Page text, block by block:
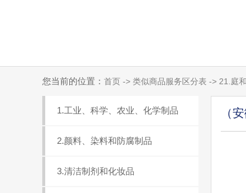
您当前的位置： 首页 -> 类似商品服务区分表 -> 21.庭
1.工业、科学、农业、化学制品
2.颜料、染料和防腐制品
3.清洁制剂和化妆品
（